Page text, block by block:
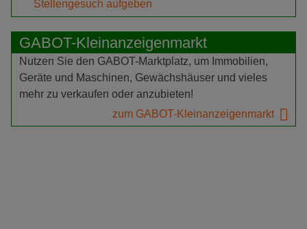
Stellengesuch aufgeben
GABOT-Kleinanzeigenmarkt
Nutzen Sie den GABOT-Marktplatz, um Immobilien,
Geräte und Maschinen, Gewächshäuser und vieles
mehr zu verkaufen oder anzubieten!
zum GABOT-Kleinanzeigenmarkt